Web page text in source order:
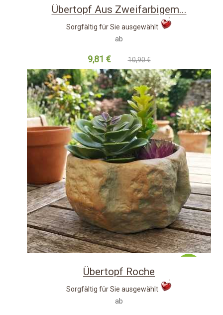
-10%
Übertopf Aus Zweifarbigem...
Sorgfältig für Sie ausgewählt
ab
9,81 € 10,90 €
Übertopf Roche
Sorgfältig für Sie ausgewählt
ab